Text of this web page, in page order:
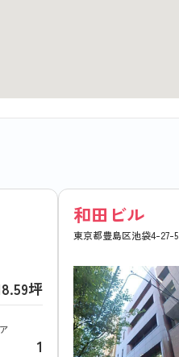
坪
1
和田ビル
東京都豊島区池袋4-27-5